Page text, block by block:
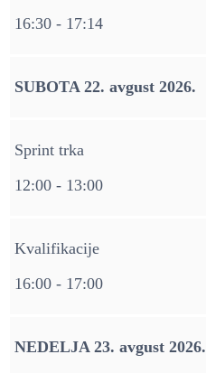
16:30 - 17:14
SUBOTA 22. avgust 2026.
Sprint trka
12:00 - 13:00
Kvalifikacije
16:00 - 17:00
NEDELJA 23. avgust 2026.